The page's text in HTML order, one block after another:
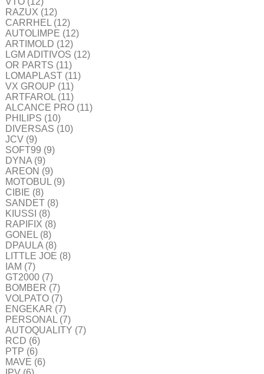
RAZUX (12)
CARRHEL (12)
AUTOLIMPE (12)
ARTIMOLD (12)
LGM ADITIVOS (12)
OR PARTS (11)
LOMAPLAST (11)
VX GROUP (11)
ARTFAROL (11)
ALCANCE PRO (11)
PHILIPS (10)
DIVERSAS (10)
JCV (9)
SOFT99 (9)
DYNA (9)
AREON (9)
MOTOBUL (9)
CIBIE (8)
SANDET (8)
KIUSSI (8)
RAPIFIX (8)
GONEL (8)
DPAULA (8)
LITTLE JOE (8)
IAM (7)
GT2000 (7)
BOMBER (7)
VOLPATO (7)
ENGEKAR (7)
PERSONAL (7)
AUTOQUALITY (7)
RCD (6)
PTP (6)
MAVE (6)